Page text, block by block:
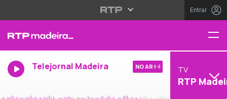
Entrar
Telejornal Madeira NO AR TV
RTP